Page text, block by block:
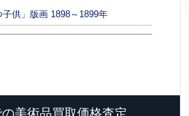
子供」版画 1898～1899年
美術品買取価格査定